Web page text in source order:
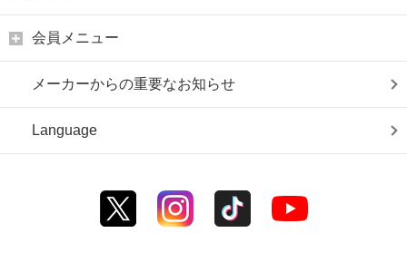
会員メニュー
メーカーからの重要なお知らせ
Language